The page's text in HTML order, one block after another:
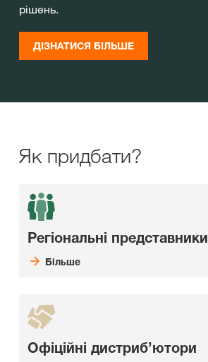
рішень.
ДІЗНАТИСЯ БІЛЬШЕ
Як придбати?
Регіональні представники
Більше
Офіційні дистриб’ютори